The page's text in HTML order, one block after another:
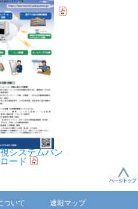
システムパン
ード
ついて 速報マップ